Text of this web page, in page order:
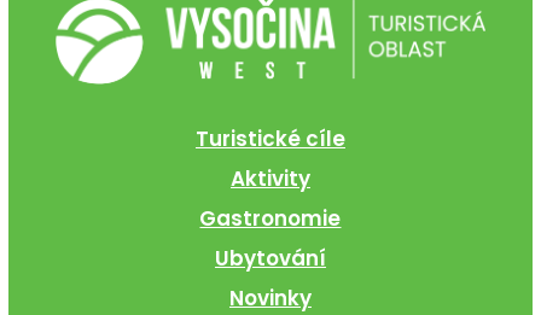
Turistické cíle
Aktivity
Gastronomie
Ubytování
Novinky